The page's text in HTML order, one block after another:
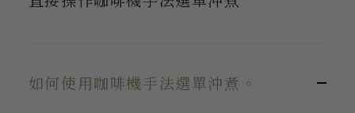
如何使用咖啡機手法選單沖煮。